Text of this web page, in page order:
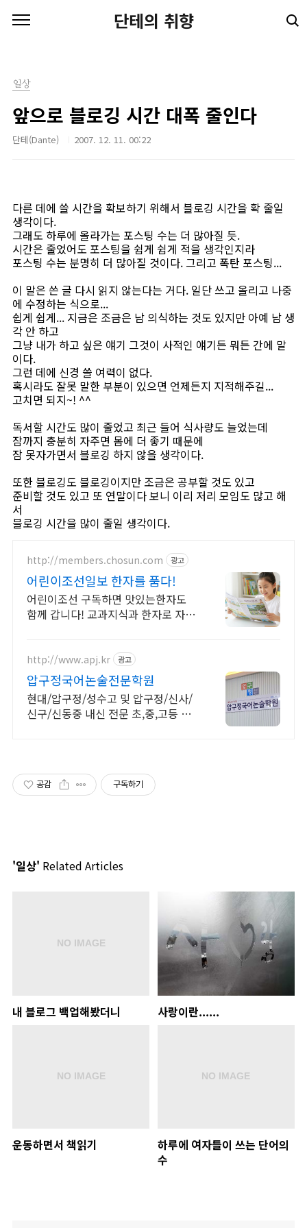
단테의 취향
일상
앞으로 블로깅 시간 대폭 줄인다
단테(Dante) 2007. 12. 11. 00:22
다른 데에 쓸 시간을 확보하기 위해서 블로깅 시간을 확 줄일
생각이다.
그래도 하루에 올라가는 포스팅 수는 더 많아질 듯.
시간은 줄었어도 포스팅을 쉽게 쉽게 적을 생각인지라
포스팅 수는 분명히 더 많아질 것이다. 그리고 폭탄 포스팅...
이 말은 쓴 글 다시 읽지 않는다는 거다. 일단 쓰고 올리고 나중
에 수정하는 식으로...
쉽게 쉽게... 지금은 조금은 남 의식하는 것도 있지만 아예 남 생
각 안 하고
그냥 내가 하고 싶은 얘기 그것이 사적인 얘기든 뭐든 간에 말
이다.
그런 데에 신경 쓸 여력이 없다.
혹시라도 잘못 말한 부분이 있으면 언제든지 지적해주길...
고치면 되지~! ^^
독서할 시간도 많이 줄었고 최근 들어 식사량도 늘었는데
잠까지 충분히 자주면 몸에 더 좋기 때문에
잠 못자가면서 블로깅 하지 않을 생각이다.
또한 블로깅도 블로깅이지만 조금은 공부할 것도 있고
준비할 것도 있고 또 연말이다 보니 이리 저리 모임도 많고 해
서
블로깅 시간을 많이 줄일 생각이다.
http://members.chosun.com 광고
어린이조선일보 한자를 품다!
어린이조선 구독하면 맛있는한자도
함께 갑니다! 교과지식과 한자로 자녀
http://www.apj.kr 광고
압구정국어논술전문학원
현대/압구정/성수고 및 압구정/신사/
신구/신동중 내신 전문 초,중,고등 국
공감 구독하기
'일상' Related Articles
내 블로그 백업해봤더니 사랑이란......
운동하면서 책읽기
하루에 여자들이 쓰는 단어의
수